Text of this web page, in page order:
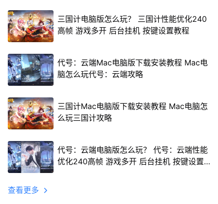
三国计电脑版怎么玩？ 三国计性能优化240
高帧 游戏多开 后台挂机 按键设置教程
代号：云端Mac电脑版下载安装教程 Mac电
脑怎么玩代号：云端攻略
三国计Mac电脑版下载安装教程 Mac电脑怎
么玩三国计攻略
代号：云端电脑版怎么玩？ 代号：云端性能
优化240高帧 游戏多开 后台挂机 按键设置
查看更多